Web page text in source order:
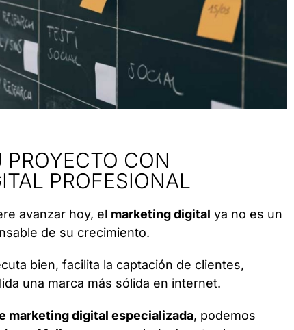
CON
PROFESIONAL
avanzar hoy, el marketing digital ya no es un
de su crecimiento.
bien, facilita la captación de clientes,
una marca más sólida en internet.
marketing digital especializada, podemos